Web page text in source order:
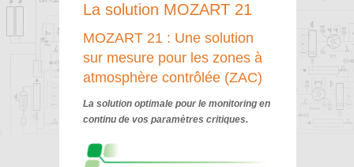
La solution MOZART 21
MOZART 21 : Une solution
sur mesure pour les zones à
atmosphère contrôlée (ZAC)
La solution optimale pour le monitoring en
continu de vos paramètres critiques.